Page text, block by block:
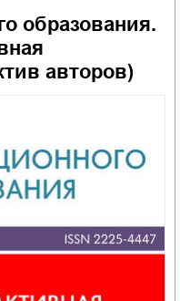
образования.
авторов)